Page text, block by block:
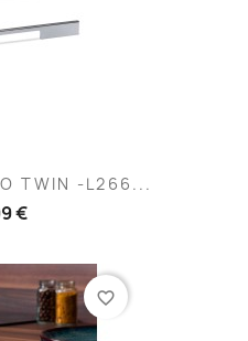
TWIN -L266...
€
favorite_border